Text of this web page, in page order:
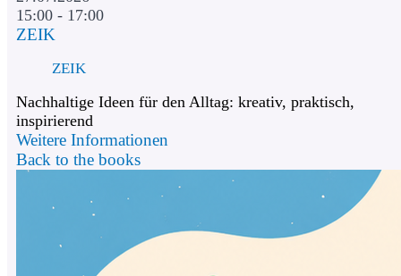
15:00 - 17:00
ZEIK
ZEIK
Nachhaltige Ideen für den Alltag: kreativ, praktisch,
inspirierend
Weitere Informationen
Back to the books